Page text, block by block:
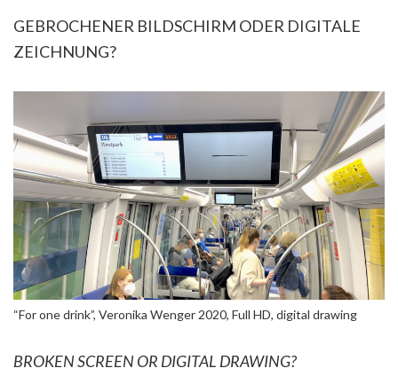
GEBROCHENER BILDSCHIRM ODER DIGITALE
ZEICHNUNG?
“For one drink”, Veronika Wenger 2020, Full HD, digital drawing
BROKEN SCREEN OR DIGITAL DRAWING?